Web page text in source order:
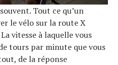
Tout ce qu’un
le vélo sur la route X
vitesse à laquelle vous
tours par minute que vous
de la réponse